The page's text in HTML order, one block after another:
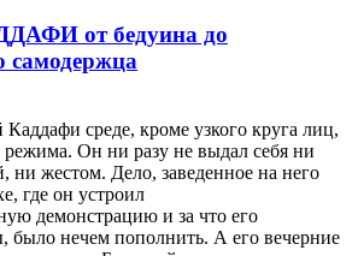
от бедуина до
самодержца
среде, кроме узкого круга лиц,
режима. Он ни разу не выдал себя ни
ни жестом. Дело, заведенное на него
где он устроил
демонстрацию и за что его
было нечем пополнить. А его вечерние